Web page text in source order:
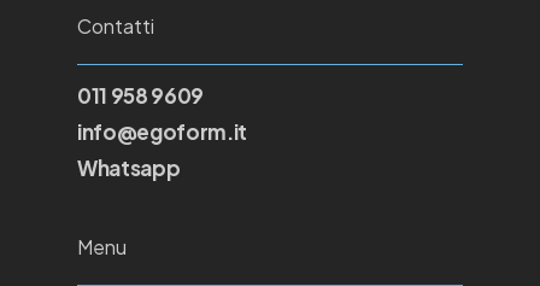
Contatti
011 958 9609
info@egoform.it
Whatsapp
Menu